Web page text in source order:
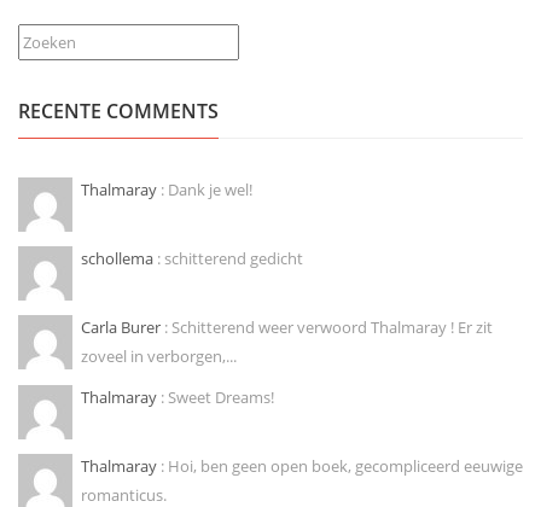
Zoeken
RECENTE COMMENTS
Thalmaray : Dank je wel!
schollema : schitterend gedicht
Carla Burer : Schitterend weer verwoord Thalmaray ! Er zit
zoveel in verborgen,...
Thalmaray : Sweet Dreams!
Thalmaray : Hoi, ben geen open boek, gecompliceerd eeuwige
romanticus.